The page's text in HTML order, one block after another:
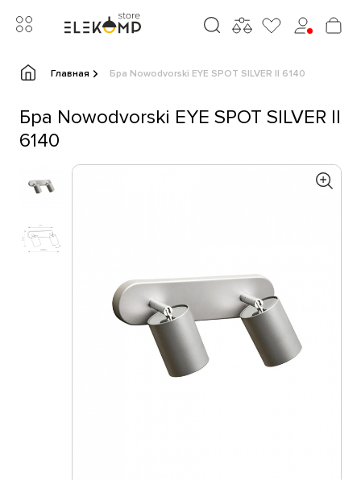
Главная Бра Nowodvorski EYE SPOT SILVER II 6140
Бра Nowodvorski EYE SPOT SILVER II
6140